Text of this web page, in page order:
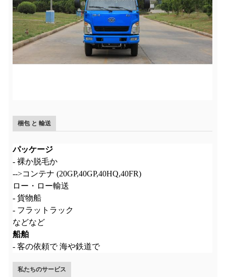
梱包 と 輸送
パッケージ
- 裸か脱毛か
-->コンテナ (20GP,40GP,40HQ,40FR)
ロー・ロー輸送
- 貨物船
- フラットラック
などなど
船舶
- 客の依頼で 海や鉄道で
私たちのサービス